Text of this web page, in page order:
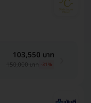
103,550 บาท
150,000 บาท -31%